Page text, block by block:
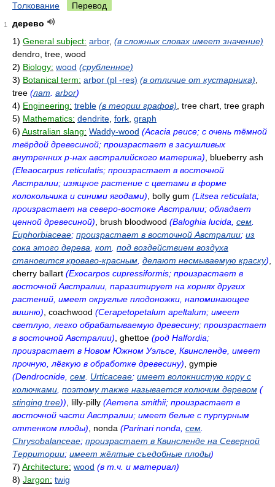
Толкование Перевод
1
дерево
1) General subject: arbor, (в сложных словах имеет значение)
dendro, tree, wood
2) Biology: wood (срубленное)
3) Botanical term: arbor (pl -res) (в отличие от кустарника)
tree (лат arbor)
4) Engineering: treble (в теории графов) , tree chart, tree graph
5) Mathematics: dendrite fork graph
6) Australian slang: Waddy-wood (Acacia peuce; с очень тёмной
твёрдой древесиной; произрастает в засушливых
внутренних р-нах австралийского материка) , blueberry ash
(Eleaocarpus reticulatis; произрастает в восточной
Австралии; изящное растение с цветами в форме
колокольчика и синими ягодами) , bolly gum (Litsea reticulata;
произрастает на северо-востоке Австралии; обладает
ценной древесиной) , brush bloodwood (Baloghia lucida, сем
Euphorbiaceae; произрастает в восточной Австралии; из
сока этого дерева кот под воздействием воздуха
становится кроваво-красным делают несмываемую краску)
cherry ballart (Exocarpos cupressiformis; произрастает в
восточной Австралии, паразитирует на корнях других
растений, имеет округлые плодоножки, напоминающее
вишню) , coachwood (Cerapetopetalum apeltalum; имеет
светлую, легко обрабатываемую древесину; произрастает
в восточной Австралии) , ghettoe (род Halfordia;
произрастает в Новом Южном Уэльсе, Квинсленде, имеет
прочную, лёгкую в обработке древесину) , gympie
(Dendrocnide, сем Urticaceae; имеет волокнистую кору с
колючками поэтому также называется колючим деревом (
stinging tree)) , lilly-pilly (Aemena smithii; произрастает в
восточной части Австралии; имеет белые с пурпурным
оттенком плоды) , nonda (Parinari nonda, сем
Chrysobalanceae; произрастает в Квинсленде на Северной
Территории; имеет жёлтые съедобные плоды)
7) Architecture: wood (в т.ч. и материал)
8) Jargon: twig